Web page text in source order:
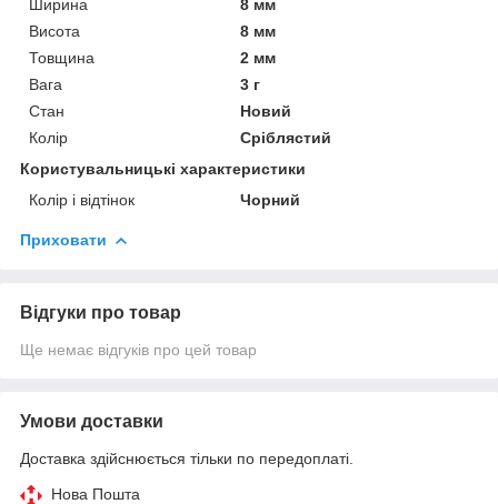
Ширина
8 мм
Висота
8 мм
Товщина
2 мм
Вага
3 г
Стан
Новий
Колір
Сріблястий
Користувальницькі характеристики
Колір і відтінок
Чорний
Приховати
Відгуки про товар
Ще немає відгуків про цей товар
Умови доставки
Доставка здійснюється тільки по передоплаті.
Нова Пошта